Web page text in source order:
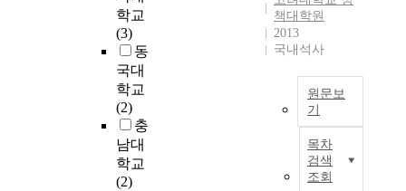
학교
(3)
동
국대
학교
(2)
충
남대
학교
(2)
책대학원
2013
국내석사
원문보
기
목차
검색
조회